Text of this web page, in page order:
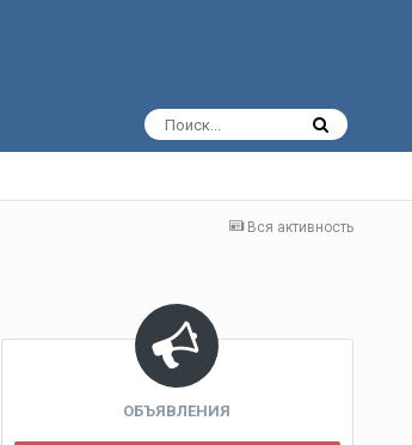
Вся активность
ОБЪЯВЛЕНИЯ